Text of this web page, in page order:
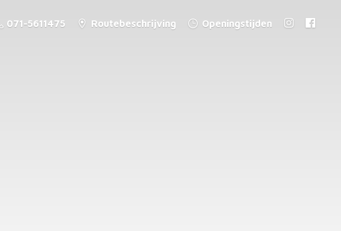
071-5611475 Routebeschrijving Openingstijden